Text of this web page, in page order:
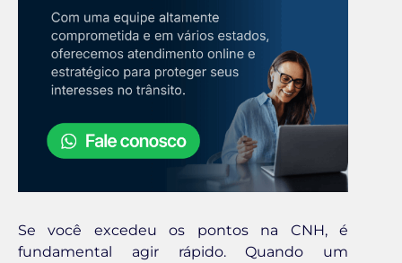
Se você excedeu os pontos na CNH, é
fundamental agir rápido. Quando um